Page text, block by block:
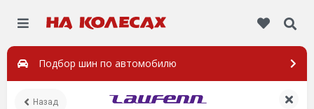
Подбор шин по автомобилю
Назад